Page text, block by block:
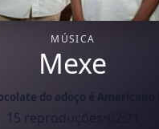
MÚSICA
Mexe
do adoço é Americano
15 reproduções